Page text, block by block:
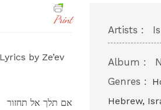
Print
by Ze’ev
אם תלך אל תחזור
Artists :
Album :
Genres :
Hebrew,